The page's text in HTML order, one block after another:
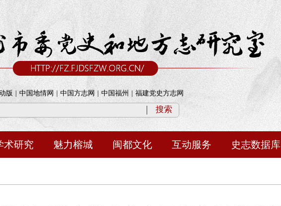
版 中国地情网 中国方志网 中国福州 福建党史方志网
搜索
术研究 魅力榕城 闽都文化 互动服务 史志数据库